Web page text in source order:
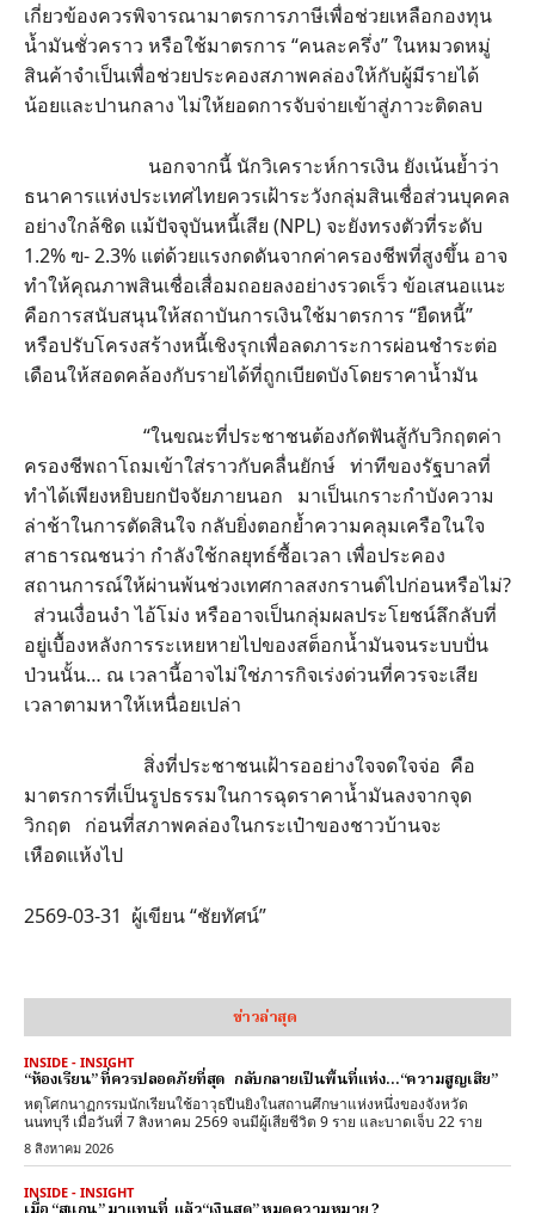
เกี่ยวข้องควรพิจารณามาตรการภาษีเพื่อช่วยเหลือกองทุน
น้ำมันชั่วคราว หรือใช้มาตรการ “คนละครึ่ง” ในหมวดหมู่
สินค้าจำเป็นเพื่อช่วยประคองสภาพคล่องให้กับผู้มีรายได้
น้อยและปานกลาง ไม่ให้ยอดการจับจ่ายเข้าสู่ภาวะติดลบ
นอกจากนี้ นักวิเคราะห์การเงิน ยังเน้นย้ำว่า
ธนาคารแห่งประเทศไทยควรเฝ้าระวังกลุ่มสินเชื่อส่วนบุคคล
อย่างใกล้ชิด แม้ปัจจุบันหนี้เสีย (NPL) จะยังทรงตัวที่ระดับ
1.2% ฃ- 2.3% แต่ด้วยแรงกดดันจากค่าครองชีพที่สูงขึ้น อาจ
ทำให้คุณภาพสินเชื่อเสื่อมถอยลงอย่างรวดเร็ว ข้อเสนอแนะ
คือการสนับสนุนให้สถาบันการเงินใช้มาตรการ “ยืดหนี้”
หรือปรับโครงสร้างหนี้เชิงรุกเพื่อลดภาระการผ่อนชำระต่อ
เดือนให้สอดคล้องกับรายได้ที่ถูกเบียดบังโดยราคาน้ำมัน
“ในขณะที่ประชาชนต้องกัดฟันสู้กับวิกฤตค่า
ครองชีพถาโถมเข้าใส่ราวกับคลื่นยักษ์ ท่าทีของรัฐบาลที่
ทำได้เพียงหยิบยกปัจจัยภายนอก มาเป็นเกราะกำบังความ
ล่าช้าในการตัดสินใจ กลับยิ่งตอกย้ำความคลุมเครือในใจ
สาธารณชนว่า กำลังใช้กลยุทธ์ซื้อเวลา เพื่อประคอง
สถานการณ์ให้ผ่านพ้นช่วงเทศกาลสงกรานต์ไปก่อนหรือไม่?
ส่วนเงื่อนงำ ไอ้โม่ง หรืออาจเป็นกลุ่มผลประโยชน์ลึกลับที่
อยู่เบื้องหลังการระเหยหายไปของสต็อกน้ำมันจนระบบปั่น
ป่วนนั้น… ณ เวลานี้อาจไม่ใช่ภารกิจเร่งด่วนที่ควรจะเสีย
เวลาตามหาให้เหนื่อยเปล่า
สิ่งที่ประชาชนเฝ้ารออย่างใจจดใจจ่อ คือ
มาตรการที่เป็นรูปธรรมในการฉุดราคาน้ำมันลงจากจุด
วิกฤต ก่อนที่สภาพคล่องในกระเป๋าของชาวบ้านจะ
เหือดแห้งไป
2569-03-31 ผู้เขียน “ชัยทัศน์”
ข่าวล่าสุด
INSIDE - INSIGHT
“ห้องเรียน” ที่ควรปลอดภัยที่สุด กลับกลายเป็นพื้นที่แห่ง…“ความสูญเสีย”
หตุโศกนาฏกรรมนักเรียนใช้อาวุธปืนยิงในสถานศึกษาแห่งหนึ่งของจังหวัด
นนทบุรี เมื่อวันที่ 7 สิงหาคม 2569 จนมีผู้เสียชีวิต 9 ราย และบาดเจ็บ 22 ราย
8 สิงหาคม 2026
INSIDE - INSIGHT